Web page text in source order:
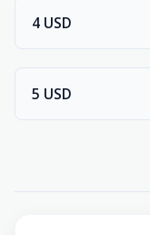
4 USD
5 USD